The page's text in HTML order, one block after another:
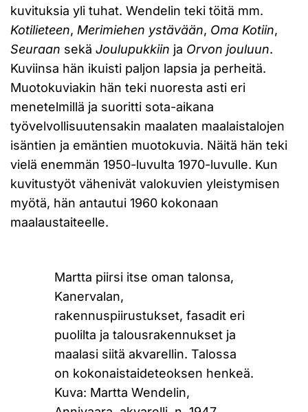
kuvituksia yli tuhat. Wendelin teki töitä mm.
Kotilieteen, Merimiehen ystävään, Oma Kotiin,
Seuraan sekä Joulupukkiin ja Orvon jouluun.
Kuviinsa hän ikuisti paljon lapsia ja perheitä.
Muotokuviakin hän teki nuoresta asti eri
menetelmillä ja suoritti sota-aikana
työvelvollisuutensakin maalaten maalaistalojen
isäntien ja emäntien muotokuvia. Näitä hän teki
vielä enemmän 1950-luvulta 1970-luvulle. Kun
kuvitustyöt vähenivät valokuvien yleistymisen
myötä, hän antautui 1960 kokonaan
maalaustaiteelle.
Martta piirsi itse oman talonsa,
Kanervalan,
rakennuspiirustukset, fasadit eri
puolilta ja talousrakennukset ja
maalasi siitä akvarellin. Talossa
on kokonaistaideteoksen henkeä.
Kuva: Martta Wendelin,